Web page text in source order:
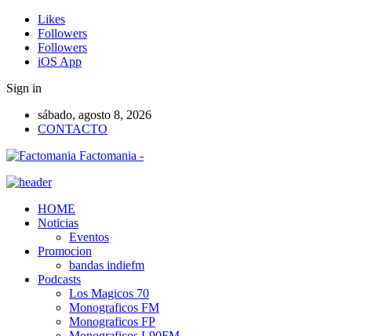
Likes
Followers
Followers
iOS App
Sign in
sábado, agosto 8, 2026
CONTACTO
Factomania -
HOME
Noticias
Eventos
Promocion
bandas indiefm
Podcasts
Los Magicos 70
Monograficos FM
Monograficos FP